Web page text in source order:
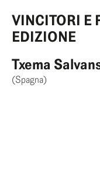
NEWS
INFO E CONTATTI
AREA RISERVATA
VINCITORI E
EDIZIONE
Txema
(Spagna)